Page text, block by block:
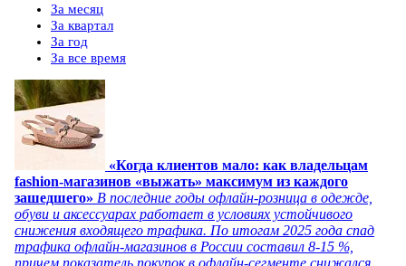
За месяц
За квартал
За год
За все время
«Когда клиентов мало: как владельцам
fashion-магазинов «выжать» максимум из каждого
зашедшего» В последние годы офлайн-розница в одежде,
обуви и аксессуарах работает в условиях устойчивого
снижения входящего трафика. По итогам 2025 года спад
трафика офлайн-магазинов в России составил 8-15 %,
причем показатель покупок в офлайн-сегменте снижался